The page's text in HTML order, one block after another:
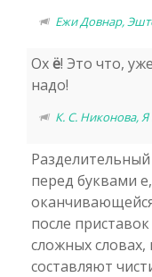
Ежи Довнар,
Охё! Это что,
надо!
К. С. Никонова,
перед буквами е,
после
сложных
составляют